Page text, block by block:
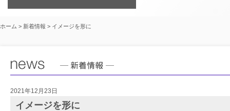
ホーム > 新着情報 > イメージを形に
2021年12月23日
イメージを形に